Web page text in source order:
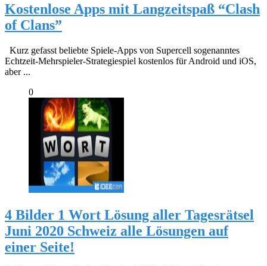
Kostenlose Apps mit Langzeitspaß “Clash
of Clans”
Kurz gefasst beliebte Spiele-Apps von Supercell sogenanntes
Echtzeit-Mehrspieler-Strategiespiel kostenlos für Android und iOS,
aber ...
0
4 Bilder 1 Wort Lösung aller Tagesrätsel
Juni 2020 Schweiz alle Lösungen auf
einer Seite!